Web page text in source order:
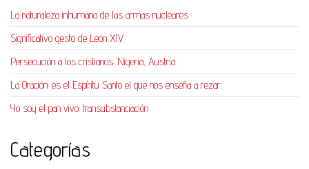
La naturaleza inhumana de las armas nucleares
Significativo gesto de León XIV
Persecución a los cristianos: Nigeria, Austria
La Oración: es el Espíritu Santo el que nos enseña a rezar.
Yo soy el pan vivo: transubstanciación
Categorías